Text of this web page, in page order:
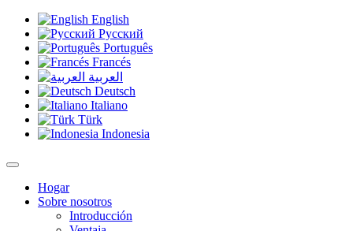
English
Русский
Português
Francés
العربية
Deutsch
Italiano
Türk
Indonesia
Hogar
Sobre nosotros
Introducción